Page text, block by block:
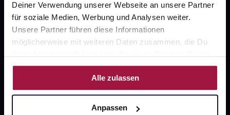
Deiner Verwendung unserer Webseite an unsere Partner
für soziale Medien, Werbung und Analysen weiter.
Unsere Partner führen diese Informationen
möglicherweise mit weiteren Daten zusammen, die Du
Nutzung der Dienste gesammelt haben.
Alle zulassen
Anpassen
gesund.de
Über uns
Karriere
Barrierefreiheitserklärung